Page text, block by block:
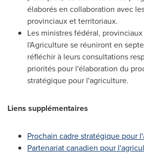
élaborés en collaboration avec
provinciaux et territoriaux.
Les ministres fédéral,
l'Agriculture se réuniront en
réfléchir à leurs consultations
priorités pour l'élaboration du
stratégique pour l'agriculture.
Liens supplémentaires
Prochain cadre stratégique pour
Partenariat canadien pour